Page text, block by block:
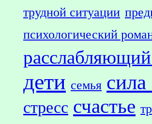
трудной ситуации
психологический
дети семья
стресс счастье